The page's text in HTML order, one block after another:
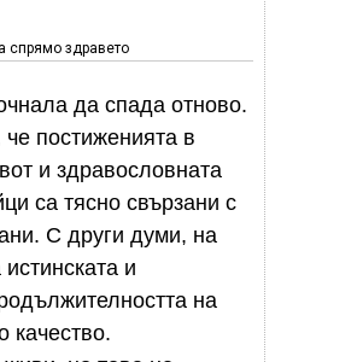
спрямо здравето
да спада отново.
постиженията в
и здравословната
са тясно свързани с
С други думи, на
и
на
качество.